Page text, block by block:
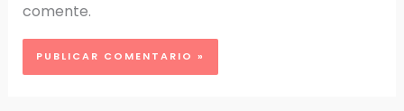
comente.